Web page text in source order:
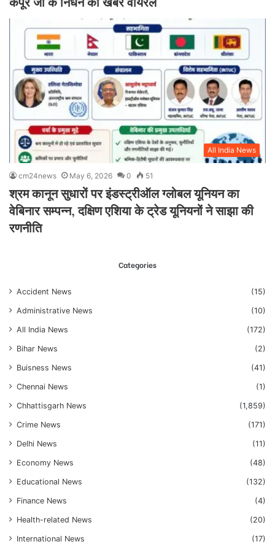
All India News
cm24news May 6, 2026 0 51
श्रम कानून सुधारों पर इंडस्ट्रीऑल ग्लोबल यूनियन का
वेबिनार सम्पन्न, दक्षिण एशिया के ट्रेड यूनियनों ने साझा की
रणनीति
Categories
Accident News (15)
Administrative News (10)
All India News (172)
Bihar News (2)
Buisness News (41)
Chennai News (1)
Chhattisgarh News (1,859)
Crime News (171)
Delhi News (11)
Economy News (48)
Educational News (132)
Finance News (4)
Health-related News (20)
International News (17)